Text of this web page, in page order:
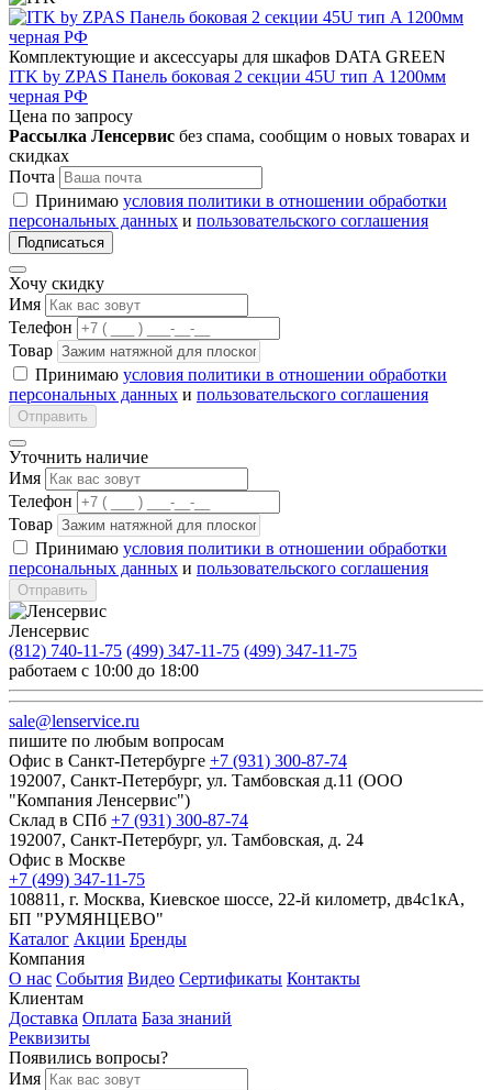
Комплектующие и аксессуары для шкафов DATA GREEN
ITK by ZPAS Панель боковая 2 секции 45U тип A 1200мм
черная РФ
Цена по запросу
Рассылка Ленсервис без спама, сообщим о новых товарах и
скидках
Почта
Принимаю условия политики в отношении обработки
персональных данных и пользовательского соглашения
Подписаться
Хочу скидку
Имя
Телефон
Товар
Принимаю условия политики в отношении обработки
персональных данных и пользовательского соглашения
Отправить
Уточнить наличие
Имя
Телефон
Товар
Принимаю условия политики в отношении обработки
персональных данных и пользовательского соглашения
Отправить
Ленсервис
(812) 740-11-75 (499) 347-11-75 (499) 347-11-75
работаем с 10:00 до 18:00
sale@lenservice.ru
пишите по любым вопросам
Офис в Санкт-Петербурге +7 (931) 300-87-74
192007, Санкт-Петербург, ул. Тамбовская д.11 (ООО
"Компания Ленсервис")
Склад в СПб +7 (931) 300-87-74
192007, Санкт-Петербург, ул. Тамбовская, д. 24
Офис в Москве
+7 (499) 347-11-75
108811, г. Москва, Киевское шоссе, 22-й километр, дв4с1кА,
БП "РУМЯНЦЕВО"
Каталог Акции Бренды
Компания
О нас События Видео Сертификаты Контакты
Клиентам
Доставка Оплата База знаний
Реквизиты
Появились вопросы?
Имя